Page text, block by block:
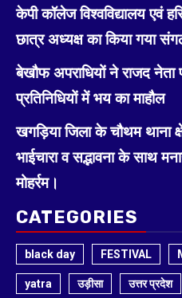
केपी कॉलेज विश्वविद्यालय एवं
छात्र अध्यक्ष का किया गया
बेखौफ अपराधियों ने राजद नेता
प्रतिनिधियों में भय का माहौल
खगड़िया जिला के चौथम थाना
भाईचारा व सद्भावना के साथ
मोहर्रम।
CATEGORIES
black day FESTIVAL
yatra उड़ीसा उत्तर प्रदेश